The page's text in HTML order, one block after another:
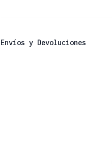
Envíos y Devoluciones